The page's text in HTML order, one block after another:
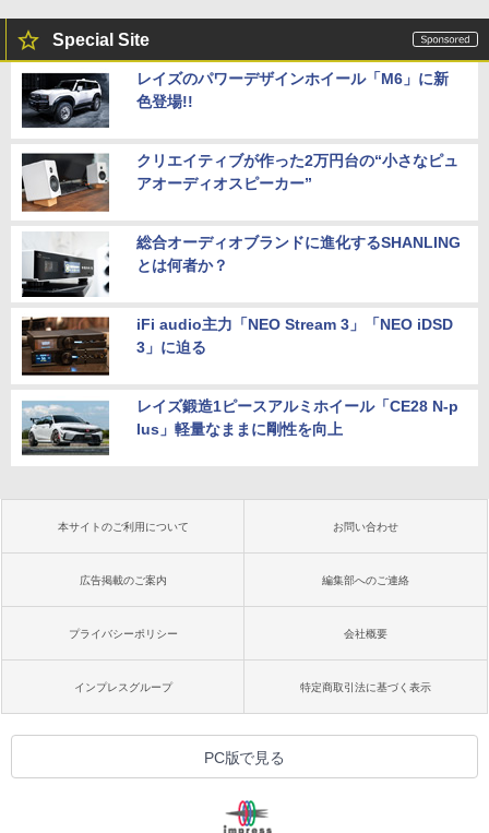
Special Site
レイズのパワーデザインホイール「M6」に新
色登場!!
クリエイティブが作った2万円台の“小さなピュ
アオーディオスピーカー”
総合オーディオブランドに進化するSHANLING
とは何者か？
iFi audio主力「NEO Stream 3」「NEO iDSD
3」に迫る
レイズ鍛造1ピースアルミホイール「CE28 N-p
lus」軽量なままに剛性を向上
本サイトのご利用について お問い合わせ
広告掲載のご案内 編集部へのご連絡
プライバシーポリシー 会社概要
インプレスグループ 特定商取引法に基づく表示
PC版で見る